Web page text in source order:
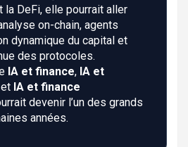
la DeFi, elle pourrait aller
on-chain, agents
dynamique du capital et
des protocoles.
IA et finance, IA et
et IA et finance
devenir l’un des grands
années.